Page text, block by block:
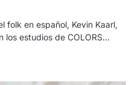
folk en español, Kevin Kaarl,
los estudios de COLORS…